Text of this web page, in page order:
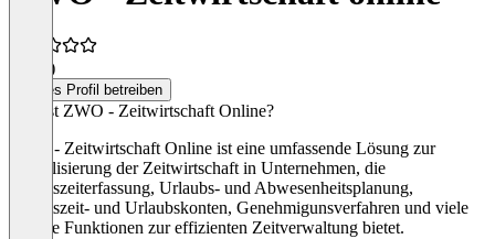
(9)
Dieses Profil betreiben
Was ist ZWO - Zeitwirtschaft Online?
ZWO - Zeitwirtschaft Online ist eine umfassende Lösung zur
Digitalisierung der Zeitwirtschaft in Unternehmen, die
Arbeitszeiterfassung, Urlaubs- und Abwesenheitsplanung,
Arbeitszeit- und Urlaubskonten, Genehmigunsverfahren und viele
weitere Funktionen zur effizienten Zeitverwaltung bietet.